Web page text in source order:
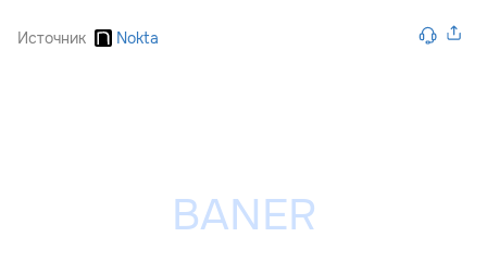
Источник Nokta